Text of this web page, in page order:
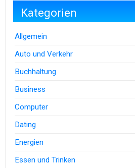
Kategorien
Allgemein
Auto und Verkehr
Buchhaltung
Business
Computer
Dating
Energien
Essen und Trinken